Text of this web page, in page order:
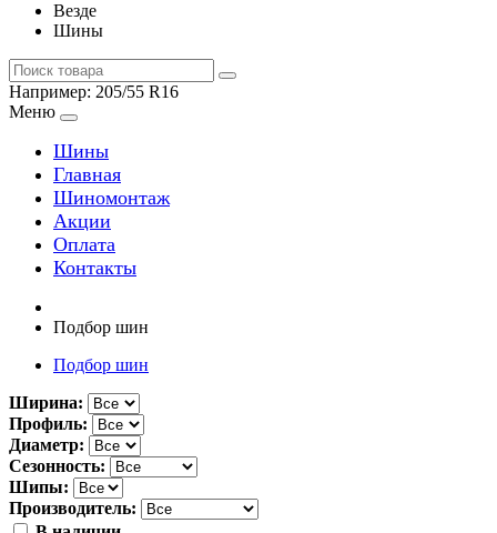
Везде
Шины
Например: 205/55 R16
Меню
Шины
Главная
Шиномонтаж
Акции
Оплата
Контакты
Подбор шин
Подбор шин
Ширина:
Профиль:
Диаметр:
Сезонность:
Шипы:
Производитель: